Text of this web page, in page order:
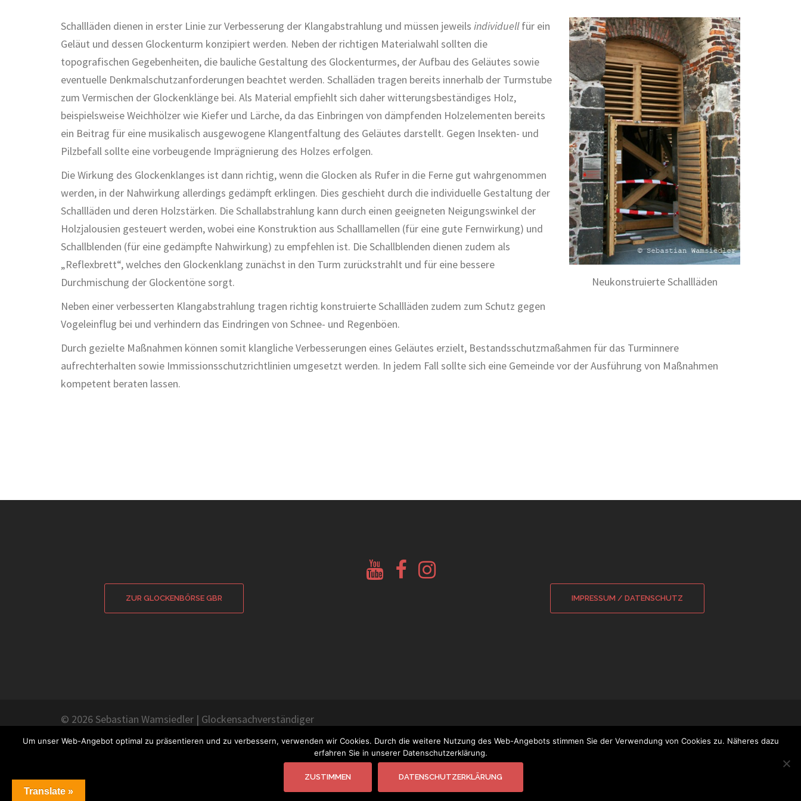
Neukonstruierte Schallläden
Schallläden dienen in erster Linie zur Verbesserung der Klangabstrahlung und müssen jeweils individuellfür ein
Geläut und dessen Glockenturm konzipiert werden. Neben der richtigen Materialwahl sollten die
topografischen Gegebenheiten, die bauliche Gestaltung des Glockenturmes, der Aufbau des Geläutes sowie
eventuelle Denkmalschutzanforderungen beachtet werden. Schalläden tragen bereits innerhalb der Turmstube
zum Vermischen der Glockenklänge bei. Als Material empfiehlt sich daher witterungsbeständiges Holz,
beispielsweise Weichhölzer wie Kiefer und Lärche, da das Einbringen von dämpfenden Holzelementen bereits
ein Beitrag für eine musikalisch ausgewogene Klangentfaltung des Geläutes darstellt. Gegen Insekten- und
Pilzbefall sollte eine vorbeugende Imprägnierung des Holzes erfolgen.
Die Wirkung des Glockenklanges ist dann richtig, wenn die Glocken als Rufer in die Ferne gut wahrgenommen
werden, in der Nahwirkung allerdings gedämpft erklingen. Dies geschieht durch die individuelle Gestaltung der
Schallläden und deren Holzstärken. Die Schallabstrahlung kann durch einen geeigneten Neigungswinkel der
Holzjalousien gesteuert werden, wobei eine Konstruktion aus Schalllamellen (für eine gute Fernwirkung) und
Schallblenden (für eine gedämpfte Nahwirkung) zu empfehlen ist. Die Schallblenden dienen zudem als
„Reflexbrett“, welches den Glockenklang zunächst in den Turm zurückstrahlt und für eine bessere
Durchmischung der Glockentöne sorgt.
Neben einer verbesserten Klangabstrahlung tragen richtig konstruierte Schallläden zudem zum Schutz gegen
Vogeleinflug bei und verhindern das Eindringen von Schnee- und Regenböen.
Durch gezielte Maßnahmen können somit klangliche Verbesserungen eines Geläutes erzielt, Bestandsschutzmaßahmen für das Turminnere
aufrechterhalten sowie Immissionsschutzrichtlinien umgesetzt werden. In jedem Fall sollte sich eine Gemeinde vor der Ausführung von Maßnahmen
kompetent beraten lassen.
ZUR GLOCKENBÖRSE GBR
Youtube
Glockenberatung
Facebook
Glockenbörse
Instagram
Glockenbörse
IMPRESSUM / DATENSCHUTZ
© 2026 Sebastian Wamsiedler | Glockensachverständiger
Translate »
Um unser Web-Angebot optimal zu präsentieren und zu verbessern, verwenden wir Cookies. Durch die weitere Nutzung des Web-Angebots stimmen Sie der Verwendung von Cookies zu. Näheres dazu
erfahren Sie in unserer Datenschutzerklärung.
ZUSTIMMEN DATENSCHUTZERKLÄRUNG